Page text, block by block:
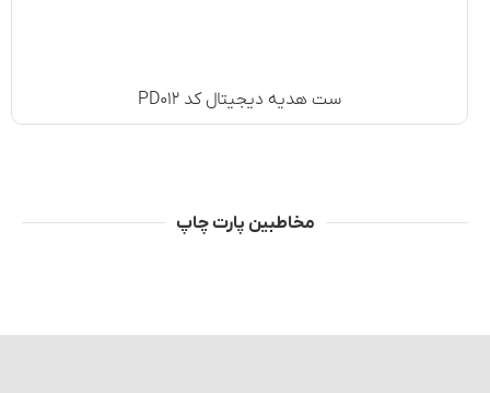
ست هدیه دیجیتال کد PD۰۱۲
مخاطبین پارت چاپ